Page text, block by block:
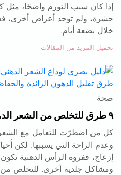
إذا كان سبب التورم واضحًا، مثل
حشرة، ولم توجد أعراض أخرى،
خلال بضعة أيام.
تحميل المزيد من المقالات
صحة
٩ طرق للتخلص من الشعر الدهني نهائيًا
كل من اضطرّت للتعامل مع
وعدم الراحة التي يسببها. لكن
إزعاج، ففروة الرأس الدهنية
ومشاكل جلدية أخرى. للتخلص من